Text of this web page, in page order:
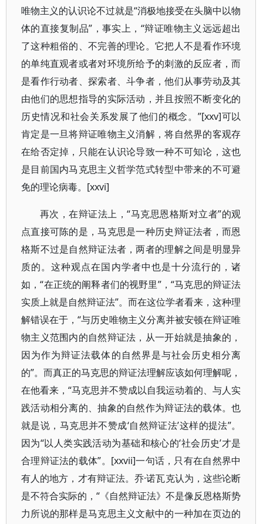
唯物主义的认识论不过就是“消极地接受在头脑中以物
体的直接复制品”，事实上，“辩证唯物主义远远超出
了这种粗俗的、不完善的理论。它把人不是看作环境
的单纯直观者或者对环境所给予的刺激的反应者，而
是看作行动者、探索者、斗争者，他们从事劳动及其
由他们的思想指导的实际活动，并且按照不断变化的
历史情况和社会关系发展了他们的概念。”[xxv]可以
肯定是一旦将辩证唯物主义消解，将自然界的客观存
在给否定掉，只能在认识论导致一种不可知论，这也
是目前国内马克思主义哲学范式转型中带来的不可避
免的理论病毒。[xxvi]
再次，在辩证法上，“马克思恩格斯对立者”的观
点直接可陈的是，马克思是一种历史辩证法者，而恩
格斯不过是自然辩证法者，两者的理解之间是明显异
质的。这种观点在国内学者中也是十分流行的，诸
如，“在正统的阐释者们的视野里”，“马克思的辩证法
实质上就是自然辩证法”。而在这位学者看来，这种理
解错误在于，“与历史唯物主义分离并被安顿在辩证唯
物主义范围内的自然辩证法，从一开始就是抽象的，
因为作为辩证法载体的自然界是与社会历史相分离
的”。而真正的马克思的辩证法理解应该如何理解呢，
在他看来，“马克思并不赞成以自我运动着的、与人实
践活动相分离的、抽象的自然作为辩证法的载体。也
就是说，马克思并不赞成‘自然辩证法’这样的提法”。
因为“以人类实践活动为基础和核心的‘社会历史’才是
合理辩证法的载体”。[xxvii]一句话，只有在自然界中
有人的地方，才有辩证法。乔·诺瓦克认为，这些论断
是不符合实际的，“《自然辩证法》不是像反恩格斯势
力所说的那样是马克思主义文献中的一种加在页边的